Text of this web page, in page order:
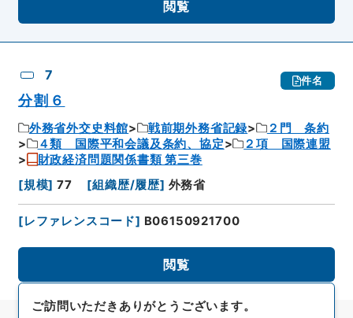
閲覧
7 件名
分割６
外務省外交史料館 戦前期外務省記録
２門 条約
４類 国際平和会議及条約、協定
２項 国際連盟
財政経済問題関係書類 第三巻
[規模] 77 [組織歴/履歴] 外務省
[レファレンスコード] B06150921700
閲覧
ご訪問いただきありがとうございます。